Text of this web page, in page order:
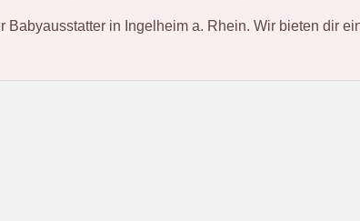
Babyausstatter in Ingelheim a. Rhein. Wir bieten dir